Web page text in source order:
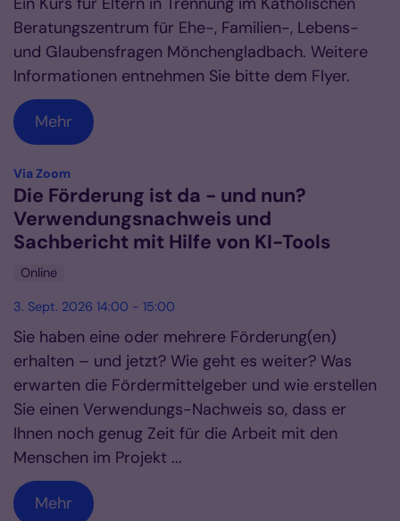
Beratungszentrum für Ehe-, Familien-, Lebens-
und Glaubensfragen Mönchengladbach. Weitere
Informationen entnehmen Sie bitte dem Flyer.
Mehr
Via Zoom:
Die Förderung ist da - und nun?
Verwendungsnachweis und
Sachbericht mit Hilfe von KI-Tools
Online
3. Sept. 2026 14:00 - 15:00
Sie haben eine oder mehrere Förderung(en)
erhalten – und jetzt? Wie geht es weiter? Was
erwarten die Fördermittelgeber und wie erstellen
Sie einen Verwendungs-Nachweis so, dass er
Ihnen noch genug Zeit für die Arbeit mit den
Menschen im Projekt ...
Mehr